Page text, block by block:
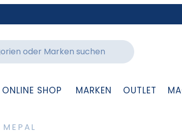
ONLINE SHOP MARKEN OUTLET
MEPAL